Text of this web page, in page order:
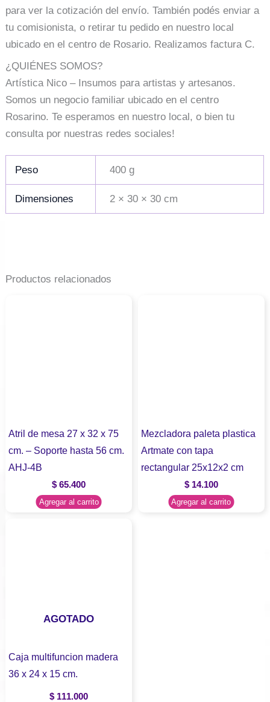
para ver la cotización del envío. También podés enviar a
tu comisionista, o retirar tu pedido en nuestro local
ubicado en el centro de Rosario. Realizamos factura C.
¿QUIÉNES SOMOS?
Artística Nico – Insumos para artistas y artesanos.
Somos un negocio familiar ubicado en el centro
Rosarino. Te esperamos en nuestro local, o bien tu
consulta por nuestras redes sociales!
Peso 400 g
Dimensiones 2 × 30 × 30 cm
Productos relacionados
Atril de mesa 27 x 32 x 75
cm. – Soporte hasta 56 cm.
AHJ-4B
$ 65.400
Agregar al carrito
Mezcladora paleta plastica
Artmate con tapa
rectangular 25x12x2 cm
$14.100
Agregar al carrito
AGOTADO
Caja multifuncion madera
36 x 24 x 15 cm.
$ 111.000